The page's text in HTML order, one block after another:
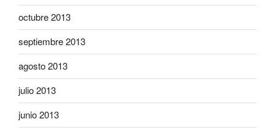
octubre 2013
septiembre 2013
agosto 2013
julio 2013
junio 2013